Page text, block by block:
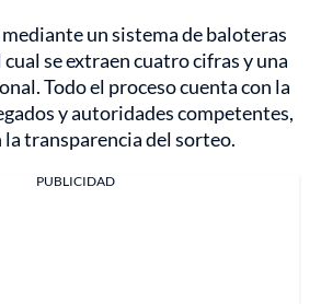
un sistema de baloteras
se extraen cuatro cifras y una
Todo el proceso cuenta con la
y autoridades competentes,
transparencia del sorteo.
PUBLICIDAD